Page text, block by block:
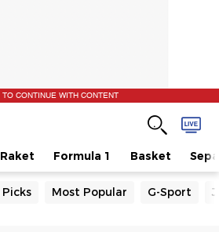
CONTINUE WITH CONTENT
Raket Formula 1 Basket
Most Popular G-Sport